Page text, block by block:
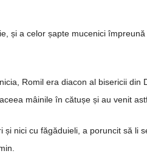
și a celor șapte mucenici
Romil era diacon al bisericii din
mâinile în cătușe și au venit
nici cu făgăduieli, a poruncit să li